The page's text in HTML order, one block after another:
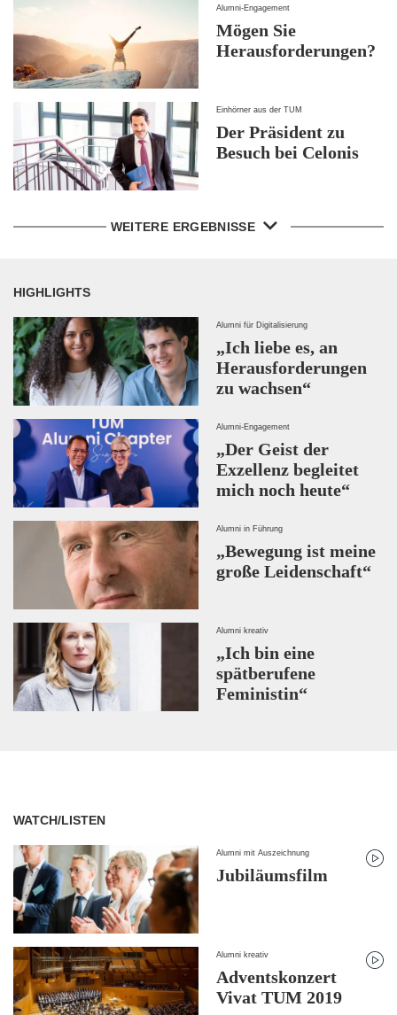
Alumni-Engagement
Mögen Sie
Herausforderungen?
Einhörner aus der TUM
Der Präsident zu
Besuch bei Celonis
WEITERE ERGEBNISSE
HIGHLIGHTS
Alumni für Digitalisierung
„Ich liebe es, an
Herausforderungen
zu wachsen“
Alumni-Engagement
„Der Geist der
Exzellenz begleitet
mich noch heute“
Alumni in Führung
„Bewegung ist meine
große Leidenschaft“
Alumni kreativ
„Ich bin eine
spätberufene
Feministin“
WATCH/LISTEN
Alumni mit Auszeichnung
Jubiläumsfilm
Alumni kreativ
Adventskonzert
Vivat TUM 2019